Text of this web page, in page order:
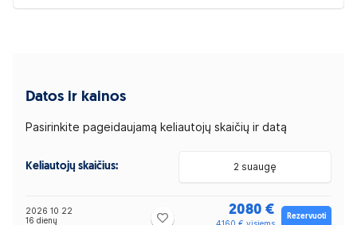
Datos ir kainos
Pasirinkite pageidaujamą keliautojų skaičių ir datą
Keliautojų skaičius: 2 suaugę
2026 10 22
16 dienų
2080 € Rezervuoti